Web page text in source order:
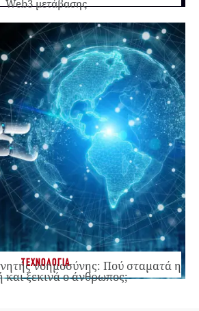
Web3 μετάβασης
ΤΕΧΝΟΛΟΓΙΑ
νοημοσύνης: Πού σταματά η
και ξεκινά ο άνθρωπος;